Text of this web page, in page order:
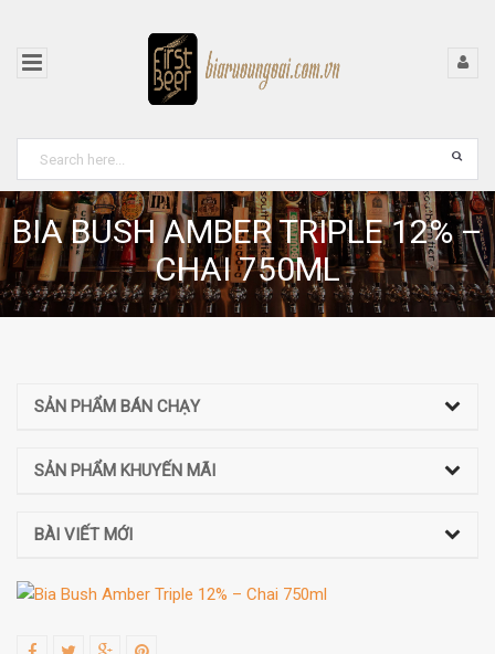
BIA BUSH AMBER TRIPLE 12% –
CHAI 750ML
SẢN PHẨM BÁN CHẠY
SẢN PHẨM KHUYẾN MÃI
BÀI VIẾT MỚI